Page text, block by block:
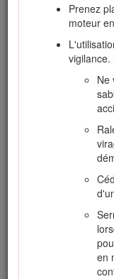
Prenez
moteur
vigilance.
Ne
en
Utilisez
Libérez
des
borne
des
sur la
ou